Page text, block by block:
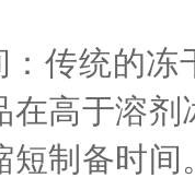
传统的冻
在高于溶
短制备时